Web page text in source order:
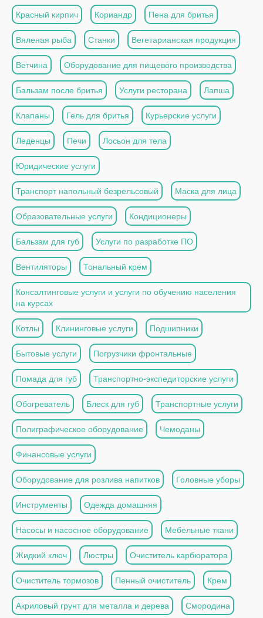
Красный кирпич Кориандр Пена для бритья
Вяленая рыба Станки Вегетарианская продукция
Ветчина Оборудование для пищевого производства
Бальзам после бритья Услуги ресторана Лапша
Клапаны Гель для бритья Курьерские услуги
Леденцы Печи Лосьон для тела
Юридические услуги
Транспорт напольный безрельсовый Маска для лица
Образовательные услуги Кондиционеры
Бальзам для губ Услуги по разработке ПО
Вентиляторы Тональный крем
Консалтинговые услуги и услуги по обучению населения
на курсах
Котлы Клининговые услуги Подшипники
Бытовые услуги Погрузчики фронтальные
Помада для губ Транспортно-экспедиторские услуги
Обогреватель Блеск для губ Транспортные услуги
Полиграфическое оборудование Чемоданы
Финансовые услуги
Оборудование для розлива напитков Головные уборы
Инструменты Одежда домашняя
Насосы и насосное оборудование Мебельные ткани
Жидкий ключ Люстры Очиститель карбюратора
Очиститель тормозов Пенный очиститель Крем
Акриловый грунт для металла и дерева Смородина